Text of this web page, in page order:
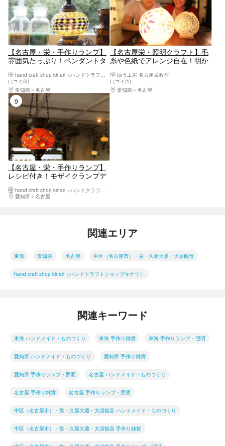
【名古屋・栄・手作りランプ】
雰囲気たっぷり！ペンダントタ
hand craft shop kinari（ハンドクラフトショップキナリ）
口コミ(5)
愛知県
名古屋
【名古屋栄・照明クラフト】毛
糸や色紙でアレンジ自在！明か
ゆう工房 名古屋栄教室
口コミ(1)
愛知県
名古屋
9位
【名古屋・栄・手作りランプ】
レシピ付き！モザイクランプデ
愛知県
名古屋
関連エリア
東海 愛知県 名古屋 中区（名古屋市）・栄・久屋大通・大須観音
hand craft shop kinari（ハンドクラフトショップキナリ）
関連キーワード
東海 ハンドメイド・ものづくり 東海 手作り雑貨 東海 手作りランプ・照明
愛知県 ハンドメイド・ものづくり 愛知県 手作り雑貨
愛知県 手作りランプ・照明 名古屋 ハンドメイド・ものづくり
名古屋 手作り雑貨 名古屋 手作りランプ・照明
中区（名古屋市）・栄・久屋大通・大須観音 ハンドメイド・ものづくり
中区（名古屋市）・栄・久屋大通・大須観音 手作り雑貨